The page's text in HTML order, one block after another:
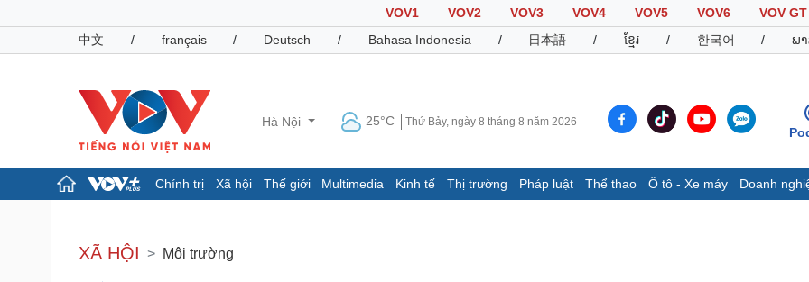
VOV1 VOV2 VOV3 VOV4 VOV5 VOV6
VOV GT
中文
/ français / Deutsch / Bahasa Indonesia / 日本語 / ខ្មែរ / 한국어 / ພ
Hà Nội 25°C Thứ Bảy, ngày 8 tháng 8 năm 2026
Chính trị Xã hội Thế giới Multimedia Kinh tế Thị trường Pháp luật Thể thao Ô tô - Xe máy Doanh
Đảng
Tổ chức nhân sự
XÃ HỘI Môi trường